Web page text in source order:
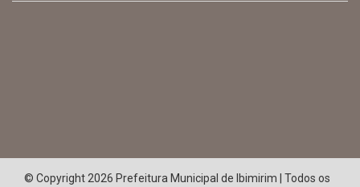
© Copyright 2026 Prefeitura Municipal de Ibimirim | Todos os